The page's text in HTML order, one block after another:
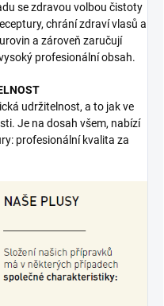
se zdravou volbou čistoty
chrání zdraví vlasů a
a zároveň zaručují
profesionální obsah.
udržitelnost, a to jak ve
Je na dosah všem, nabízí
profesionální kvalita za